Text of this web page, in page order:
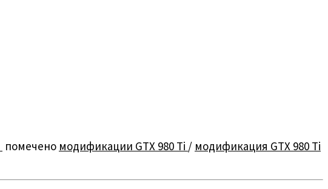
помечено модификации GTX 980 Ti / модификация GTX 980 Ti